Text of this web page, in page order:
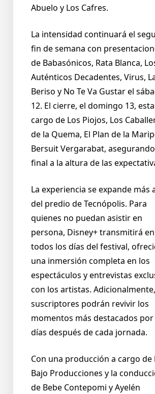
Abuelo y Los Cafres.
La intensidad continuará el
fin de semana con
de Babasónicos, Rata Blanca,
Auténticos Decadentes, Virus,
Beriso y No Te Va Gustar el
12. El cierre, el domingo 13,
cargo de Los Piojos, Los
de la Quema, El Plan de la
Bersuit Vergarabat,
final a la altura de las
La experiencia se expande más
del predio de Tecnópolis. Para
quienes no puedan asistir en
persona, Disney+ transmitirá
todos los días del festival,
una inmersión completa en los
espectáculos y entrevistas
con los artistas.
suscriptores podrán revivir los
momentos más destacados por
días después de cada jornada.
Con una producción a cargo de
Bajo Producciones y la
de Bebe Contepomi y Ayelén